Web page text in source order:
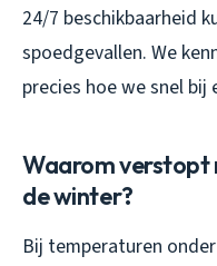
24/7 beschikbaarheid
spoedgevallen. We
precies hoe we snel bij
Waarom verstopt
de winter?
Bij temperaturen